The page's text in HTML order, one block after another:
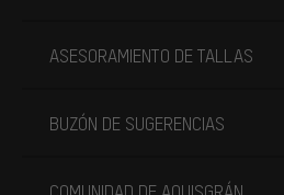
ASESORAMIENTO DE TALLAS
BUZÓN DE SUGERENCIAS